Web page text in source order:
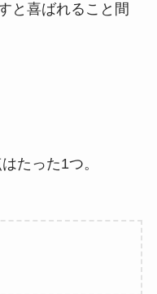
と喜ばれること間
たった1つ。